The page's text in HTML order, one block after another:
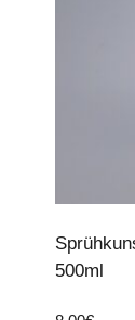
500ml